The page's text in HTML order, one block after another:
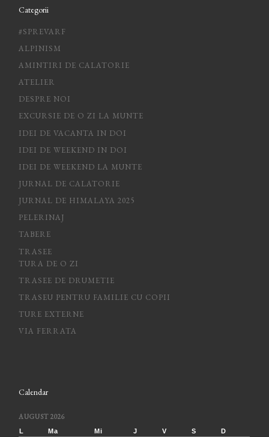
Categorii
#SPREVARF
ALPINISM
AMINTIRI DE CALATORIE
ATELIER
DESPRE NOI
EXCURSIE DE O ZI LA MUNTE
IDEI DE VACANTA IN DOI
IDEI DE WEEKEND IN DOI
IDEI DE WEEKEND LA MUNTE
JURNAL DE CALATORIE
JURNAL DE HIMALAYA 2025
PELERINAJ
TABERE
TRASEE
TURA DE O ZI
TRASEE DE DRUMETIE
TRASEU PENTRU FAMILIE CU COPII
TURE EXTERNE
VIA FERRATA
Calendar
AUGUST 2026
L Ma Mi J V S D